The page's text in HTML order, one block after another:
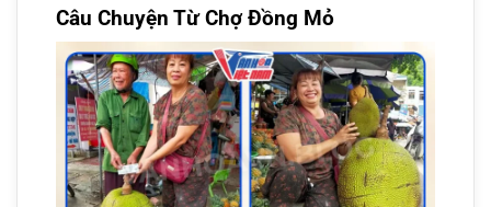
Câu Chuyện Từ Chợ Đồng Mỏ